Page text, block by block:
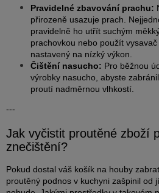
Pravidelné zbavování prachu:
přirozeně usazuje prach.
pravidelně ho utřít suchým
prachovkou nebo použít
nastavený na nízký výkon.
Čištění nasucho: Pro běžnou
výrobky nasucho, abyste
proutí nadměrnou vlhkostí.
---
Jak vyčistit proutěné zboží
znečištění?
Pokud dostal váš košík na houby
proutěný podnos v kuchyni zašpinil od